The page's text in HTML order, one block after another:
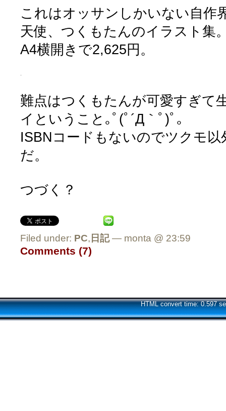
これはオッサンしかいない自作
天使、つくもたんのイラスト集
A4横開きで2,625円。
難点はつくもたんが可愛すぎて
イということ｡ﾟ(ﾟ´Д｀ﾟ)ﾟ｡
ISBNコードもないのでツクモ
だ。
つづく？
Filed under: PC, 日記— monta @ 23:59
Comments (7)
HTML convert time: 0.597